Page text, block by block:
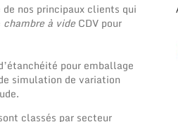
nos principaux clients qui
chambre à videCDV pour
pour emballage
simulation de variation
classés par secteur